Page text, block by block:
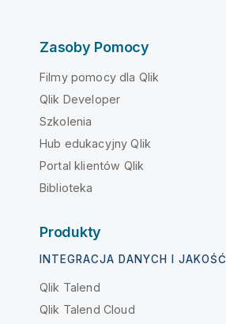
Zasoby Pomocy
Filmy pomocy dla Qlik
Qlik Developer
Szkolenia
Hub edukacyjny Qlik
Portal klientów Qlik
Biblioteka
Produkty
INTEGRACJA DANYCH I JAKOŚĆ
Qlik Talend
Qlik Talend Cloud